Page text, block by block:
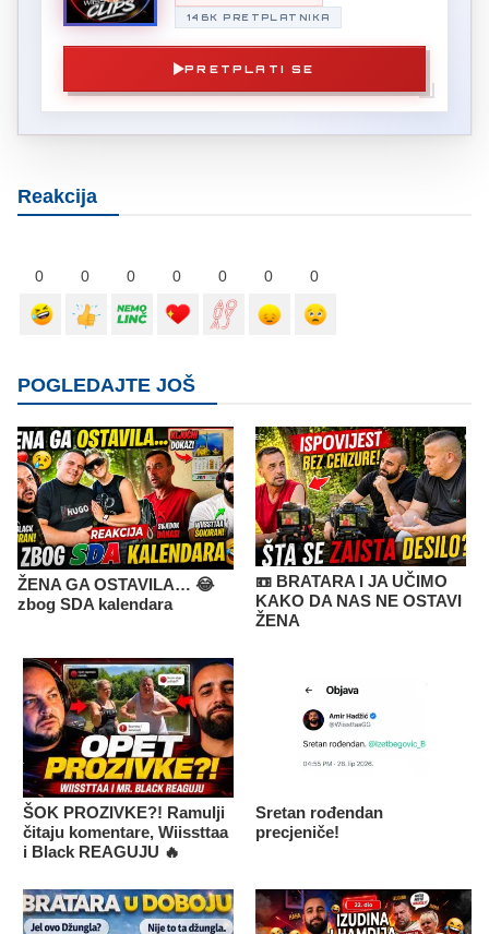
146K PRETPLATNIKA
PRETPLATI SE
Reakcija
0 0 0 0 0 0 0
POGLEDAJTE JOŠ
ŽENA GA OSTAVILA… 😂
zbog SDA kalendara
📼 BRATARA I JA UČIMO
KAKO DA NAS NE OSTAVI
ŽENA
ŠOK PROZIVKE?! Ramulji
čitaju komentare, Wiissttaa
i Black REAGUJU 🔥
Sretan rođendan
precjeniče!